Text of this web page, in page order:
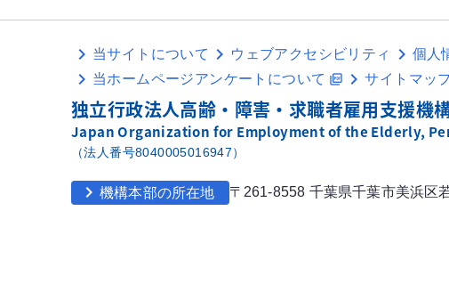
当サイトについて ウェブアクセシビリティ 個人
当ホームページアンケートについて picture_as_pdf サイトマッ
独立行政法人高齢・障害・求職者雇用支援機
Japan Organization for Employment of the Elderly,
（法人番号8040005016947）
chevron_right 機構本部の所在地 〒261-8558 千葉県千葉市美浜区